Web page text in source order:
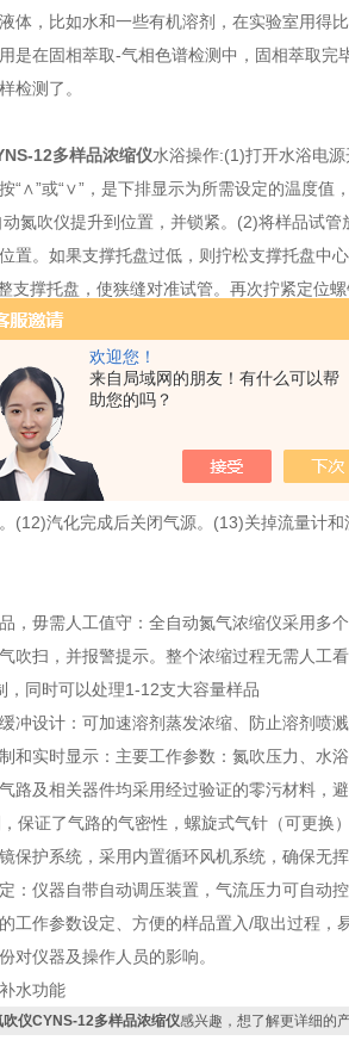
欢迎您！
来自局域网的朋友！有什么可以帮
助您的吗？
体，比如水和一些有机溶剂，在实验室用
是在固相萃取-气相色谱检测中，固相萃取
检测了。
12多样品浓缩仪水浴操作:(1)打开水浴电
“∧”或“∨”，是下排显示为所需设定的温度值
氮吹仪提升到位置，并锁紧。(2)将样品试
置。如果支撑托盘过低，则拧松支撑托盘中
支撑托盘，使狭缝对准试管。再次拧紧定位
送气。氮气只需开一点点，否则压力过大会
气盘上的锁紧螺母，针阀管便可上下滑动
圈即可，不要旋转幅度过大，以防针阀螺母
中残留杂质气体。(8)调节流量计到全自动氮
。调节流量阀，使气流在样品表面产生波
边界点后移走样品。(10)汽化完成时，使用
(12)汽化完成后关闭气源。(13)关掉流量计
，毋需人工值守：全自动氮气浓缩仪采用多
吹扫，并报警提示。整个浓缩过程无需人工看
，同时可以处理1-12支大容量样品
冲设计：可加速溶剂蒸发浓缩、防止溶剂喷溅
和实时显示：主要工作参数：氮吹压力、水
路及相关器件均采用经过验证的零污材料，
保证了气路的气密性，螺旋式气针（可更换
保护系统，采用内置循环风机系统，确保无
：仪器自带自动调压装置，气流压力可自动
工作参数设定、方便的样品置入/取出过程
对仪器及操作人员的影响。
水功能
仪CYNS-12多样品浓缩仪感兴趣，想了解更详细的